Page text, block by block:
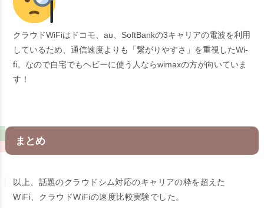
クラウドWiFiはドコモ、au、SoftBankの3キャリアの電波を利用
しているため、通信速度よりも「繋がりやすさ」を重視したWi-
fi。なので自宅でもヘビーに使う人ならwimaxの方が向いていま
す！
まとめ
以上、話題のクラウドシム対応のキャリアの枠を超えた
WiFi、クラウドWiFiの速度比較実験でした。